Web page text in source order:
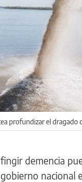
profundizar el dragado
demencia
nacional